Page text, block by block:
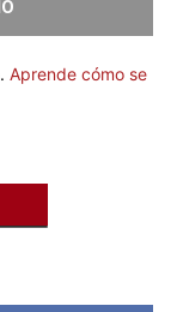
Aprende cómo se